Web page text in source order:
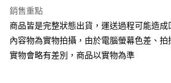
AFTEE先享後付
相關說明
AFTEE先享後付是「在收到商品之後才付款」的
便利好安心！
ATM付款
銷售重點
商品皆是完整狀態出貨，運送過程可能造成
內容物為實物拍攝，由於電腦螢幕色差、
實物會略有差別，商品以實物為準